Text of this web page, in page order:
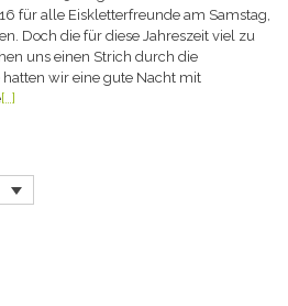
für alle Eiskletterfreunde am Samstag,
Doch die für diese Jahreszeit viel zu
uns einen Strich durch die
hatten wir eine gute Nacht mit
[…]